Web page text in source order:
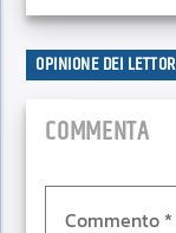
OPINIONE DEI
COMMENTA